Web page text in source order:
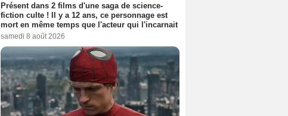
Présent dans 2 films d'une saga de science-
fiction culte ! Il y a 12 ans, ce personnage est
mort en même temps que l'acteur qui l'incarnait
samedi 8 août 2026